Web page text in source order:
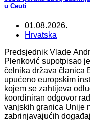
u Ceuti
01.08.2026.
Hrvatska
Predsjednik Vlade
Plenković supotpisao
čelnika država članica
upućeno europskim
kojem se zahtijeva
koordiniran odgovor
vanjskih granica Unije
zabrinjavajućih